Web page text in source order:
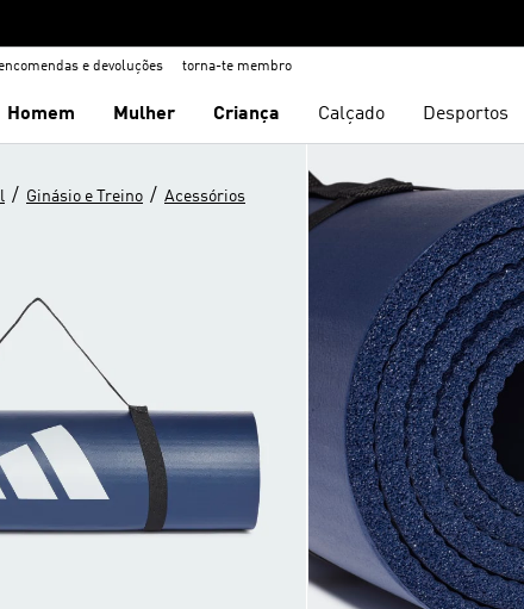
e devoluções torna-te membro
Homem Mulher Criança Calçado Desportos
/ Ginásio e Treino / Acessórios